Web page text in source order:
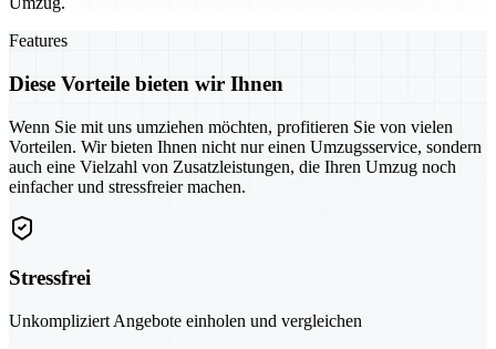
Features
Diese Vorteile bieten wir Ihnen
Wenn Sie mit uns umziehen möchten, profitieren Sie von vielen
Vorteilen. Wir bieten Ihnen nicht nur einen Umzugsservice, sondern
auch eine Vielzahl von Zusatzleistungen, die Ihren Umzug noch
einfacher und stressfreier machen.
Stressfrei
Unkompliziert Angebote einholen und vergleichen